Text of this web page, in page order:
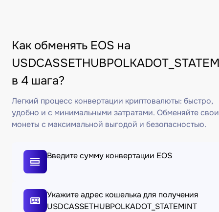
Как обменять EOS на
в 4 шага?
Легкий процесс конвертации криптовалюты: быстро,
удобно и с минимальными затратами. Обменяйте свои
монеты с максимальной выгодой и безопасностью.
Введите сумму конвертации EOS
Укажите адрес кошелька для получения
USDCASSETHUBPOLKADOT_STATEMINT